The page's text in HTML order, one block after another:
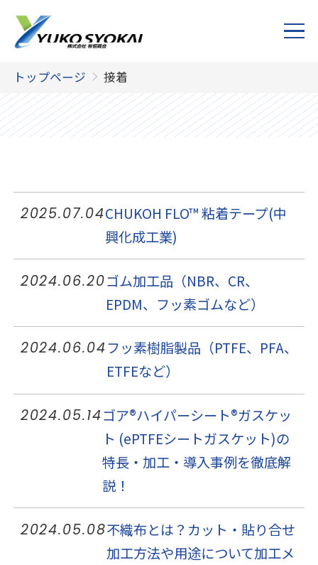
トップページ 接着
2025.07.04CHUKOH FLO™ 粘着テープ(中
興化成工業)
2024.06.20ゴム加工品（NBR、CR、
EPDM、フッ素ゴムなど）
2024.06.04フッ素樹脂製品（PTFE、PFA、
ETFEなど）
2024.05.14ゴア®ハイパーシート®ガスケッ
ト (ePTFEシートガスケット)の
特長・加工・導入事例を徹底解
説！
2024.05.08不織布とは？カット・貼り合せ
加工方法や用途について加工メ